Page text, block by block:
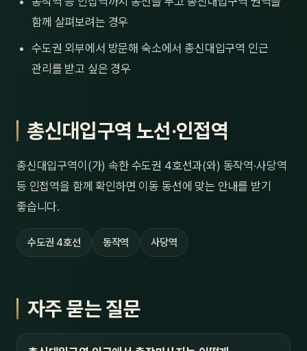
함께 살펴보려는 경우
수도권 외부에서 방문해 숙소에서 총신대입구역 인근
관리를 받고 싶은 경우
총신대입구역 노선·인접역
총신대입구역이(가) 속한 수도권 4호선과(와) 동작역·사당역
등 인접역을 함께 확인하면 이동 동선에 맞는 안내를 받기
좋습니다.
수도권 4호선 동작역 사당역
자주 묻는 질문